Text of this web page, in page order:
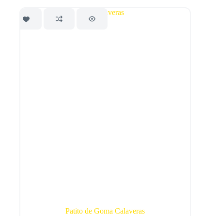
Patito de Goma Calaveras